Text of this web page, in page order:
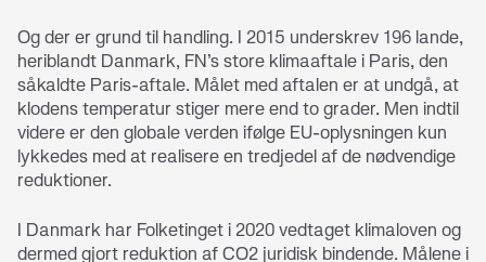
Og der er grund til handling. I 2015 underskrev 196 lande,
heriblandt Danmark, FN’s store klimaaftale i Paris, den
såkaldte Paris-aftale. Målet med aftalen er at undgå, at
klodens temperatur stiger mere end to grader. Men indtil
videre er den globale verden ifølge EU-oplysningen kun
lykkedes med at realisere en tredjedel af de nødvendige
reduktioner.
I Danmark har Folketinget i 2020 vedtaget klimaloven og
dermed gjort reduktion af CO2 juridisk bindende. Målene i